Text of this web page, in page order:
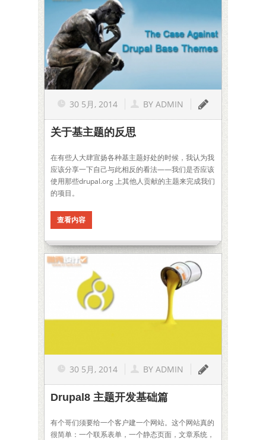
30 5月, 2014 BY ADMIN
关于基主题的反思
在有些人大肆宣扬各种基主题好处的时候，我认为我
应该分享一下自己与此相反的看法——我们是否应该
使用那些drupal.org 上其他人贡献的主题来完成我们
的项目。
查看内容
30 5月, 2014 BY ADMIN
Drupal8 主题开发基础篇
有个哥们须要给一个客户建一个网站。这个网站真的
很简单：一个联系表单，一个静态页面，文章系统，